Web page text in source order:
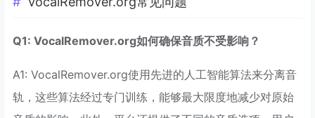
Q1: VocalRemover.org如何确保音质不受影响？
A1: VocalRemover.org使用先进的人工智能算法来分离音
轨，这些算法经过专门训练，能够最大限度地减少对原始